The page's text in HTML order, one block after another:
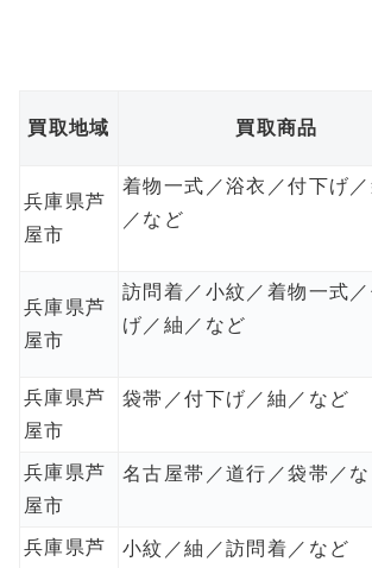
買取地域 買取商品
兵庫県芦
屋市
着物一式／浴衣／付下げ／
／など
兵庫県芦
屋市
訪問着／小紋／着物一式
げ／紬／など
兵庫県芦
屋市
袋帯／付下げ／紬／など
兵庫県芦
屋市
名古屋帯／道行／袋帯／
兵庫県芦
小紋／紬／訪問着／など